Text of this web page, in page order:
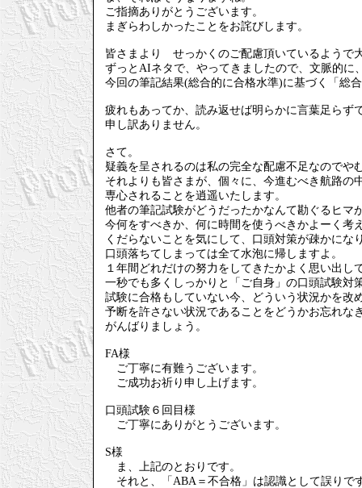
ご指摘ありがとうございます。
まぎらわしかったことをお詫びします。
皆さまより せっかくのご配慮頂いているよう
ずっとAIネタで、やってきましたので、文脈的に
今回の筆記結果(総合的に合格水準)に基づく「総
疲れもあってか、読み返せば明らかに言葉足らず
申し訳ありません。
さて。
疑義を呈されるのは私の完全な配慮不足なのでや
それよりも皆さまが、個々に、今進むべき航路の
専心されることを逍遥いたします。
他者の筆記試験がどうだったかなんて勘ぐるヒマ
今何をすべきか、何に時間を使うべきかよーく考
くだらないことを気にして、口頭対策が疎かにな
口頭落ちてしまっては全て水泡に帰しますよ。
１年間どれだけの努力をしてきたかよく思い出し
一秒でも多くしっかりと「ご自身」の口頭試験対
試験に合格もしていない今、どういう状況かを改
予断を許さない状況であることをどうかお忘れな
がんばりましょう。
FA様
ご丁寧に有難うございます。
ご成功お祈り申し上げます。
口頭試験６回目様
ご丁寧にありがとうございます。
S様
ま、上記のとおりです。
それと、「ABA＝不合格」は認識として誤りで